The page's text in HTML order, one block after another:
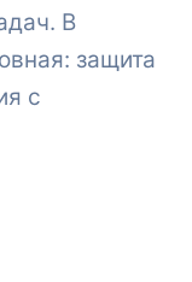
В
защита
с